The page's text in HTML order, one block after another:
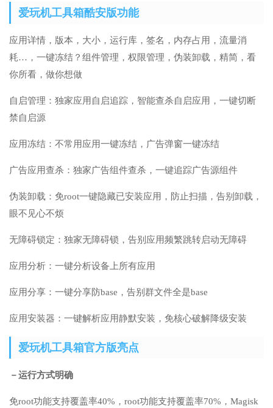
爱玩机工具箱酷安版功能
应用详情，版本，大小，运行库，签名，内存占用，流量消
耗…，一键冻结？组件管理，权限管理，伪装卸载，精简，看
你所看，做你想做
自启管理：独家应用自启追踪，智能查杀自启应用，一键切断
禁自启源
应用冻结：不常用应用一键冻结，广告弹窗一键冻结
广告应用查杀：独家广告组件查杀，一键追踪广告源组件
伪装卸载：免root一键隐藏已安装应用，防止扫描，告别卸载，
眼不见心不烦
无障碍锁定：独家无障碍锁，告别应用频繁跳转启动无障碍
应用分析：一键分析设备上所有应用
应用分享：一键分享防base，告别群文件全是base
应用安装器：一键解析应用静默安装，免核心破解降级安装
爱玩机工具箱官方版亮点
－运行方式明确
免root功能支持覆盖率40%，root功能支持覆盖率70%，Magisk